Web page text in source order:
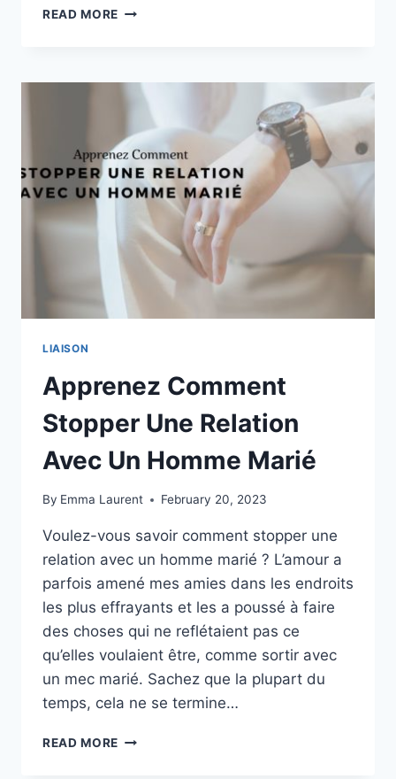
READ MORE
ONT
FEMME
LIAISON
Apprenez Comment
Stopper Une Relation
Avec Un Homme Marié
By Emma Laurent February 20, 2023
Voulez-vous savoir comment stopper une
relation avec un homme marié ? L’amour a
parfois amené mes amies dans les endroits
les plus effrayants et les a poussé à faire
des choses qui ne reflétaient pas ce
qu’elles voulaient être, comme sortir avec
un mec marié. Sachez que la plupart du
temps, cela ne se termine…
READ MORE APPRENEZ